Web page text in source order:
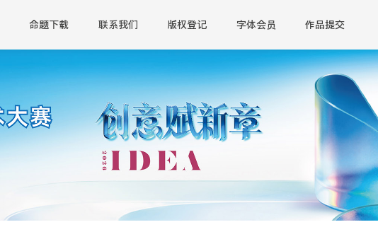
命题下载 联系我们 版权登记 字体会员 作品提交